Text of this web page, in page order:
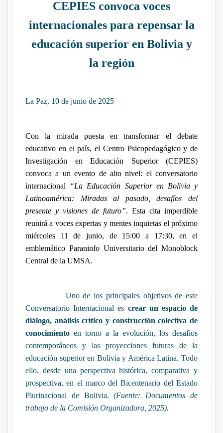
CEPIES convoca voces
internacionales para repensar la
educación superior en Bolivia y
la región
La Paz, 10 de junio de 2025
Con la mirada puesta en transformar el debate
educativo en el país, el Centro Psicopedagógico y de
Investigación en Educación Superior (CEPIES)
convoca a un evento de alto nivel: el conversatorio
internacional
“La Educación Superior en Bolivia y
Latinoamérica: Miradas al pasado, desafíos del
presente y visiones de futuro”. Esta cita imperdible
reunirá a voces expertas y mentes inquietas el próximo
miércoles 11 de junio, de 15:00 a 17:30, en el
emblemático Paraninfo Universitario del Monoblock
Central de la UMSA.
Uno de los principales objetivos de este
Conversatorio Internacional es crear un espacio de
diálogo, análisis crítico y construcción colectiva de
conocimiento en torno a la evolución, los desafíos
contemporáneos y las proyecciones futuras de la
educación superior en Bolivia y América Latina. Todo
ello, desde una perspectiva histórica, comparativa y
prospectiva, en el marco del Bicentenario del Estado
Plurinacional de Bolivia.(Fuente: Documentos de
trabajo de la Comisión Organizadora, 2025).